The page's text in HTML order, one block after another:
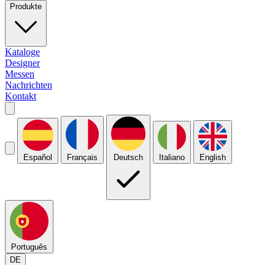
Produkte
Kataloge
Designer
Messen
Nachrichten
Kontakt
Español Français Deutsch Italiano English
Português
DE